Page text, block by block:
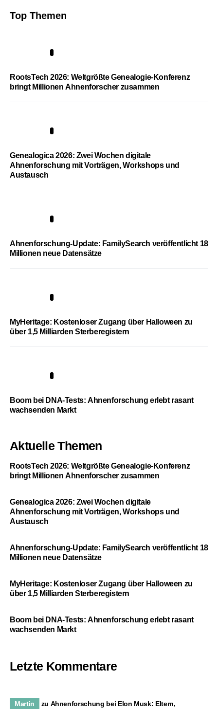
Top Themen
RootsTech 2026: Weltgrößte Genealogie-Konferenz
bringt Millionen Ahnenforscher zusammen
Genealogica 2026: Zwei Wochen digitale
Ahnenforschung mit Vorträgen, Workshops und
Austausch
Ahnenforschung-Update: FamilySearch veröffentlicht 18
Millionen neue Datensätze
MyHeritage: Kostenloser Zugang über Halloween zu
über 1,5 Milliarden Sterberegistern
Boom bei DNA-Tests: Ahnenforschung erlebt rasant
wachsenden Markt
Aktuelle Themen
RootsTech 2026: Weltgrößte Genealogie-Konferenz
bringt Millionen Ahnenforscher zusammen
Genealogica 2026: Zwei Wochen digitale
Ahnenforschung mit Vorträgen, Workshops und
Austausch
Ahnenforschung-Update: FamilySearch veröffentlicht 18
Millionen neue Datensätze
MyHeritage: Kostenloser Zugang über Halloween zu
über 1,5 Milliarden Sterberegistern
Boom bei DNA-Tests: Ahnenforschung erlebt rasant
wachsenden Markt
Letzte Kommentare
Martin zu Ahnenforschung bei Elon Musk: Eltern,